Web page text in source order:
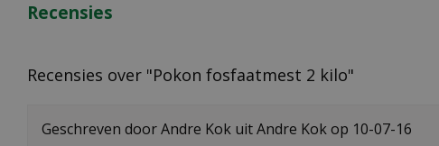
Recensies
Recensies over "Pokon fosfaatmest 2 kilo"
Geschreven doorAndre Kok uit Andre Kok op 10-07-16